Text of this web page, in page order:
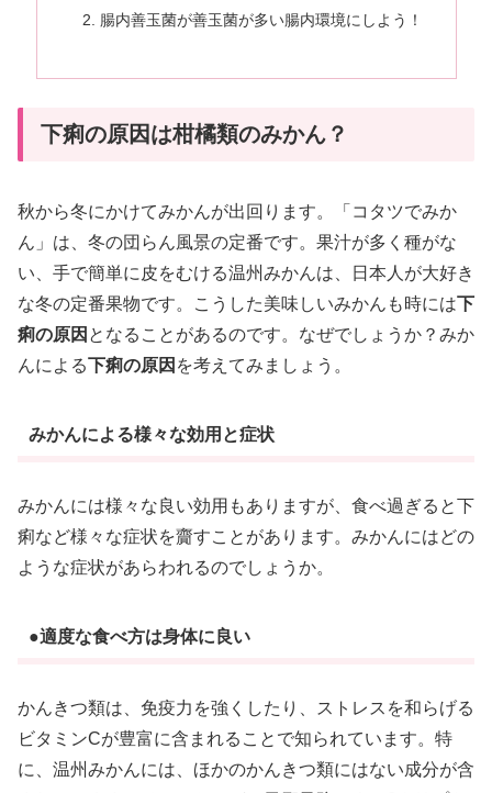
腸内善玉菌が善玉菌が多い腸内環境にしよう！
下痢の原因は柑橘類のみかん？
秋から冬にかけてみかんが出回ります。「コタツでみか
ん」は、冬の団らん風景の定番です。果汁が多く種がな
い、手で簡単に皮をむける温州みかんは、日本人が大好き
な冬の定番果物です。こうした美味しいみかんも時には下
痢の原因 となることがあるのです。なぜでしょうか？みか
んによる下痢の原因 を考えてみましょう。
みかんによる様々な効用と症状
みかんには様々な良い効用もありますが、食べ過ぎると下
痢など様々な症状を齎すことがあります。みかんにはどの
ような症状があらわれるのでしょうか。
●適度な食べ方は身体に良い
かんきつ類は、免疫力を強くしたり、ストレスを和らげる
ビタミンCが豊富に含まれることで知られています。特
に、温州みかんには、ほかのかんきつ類にはない成分が含